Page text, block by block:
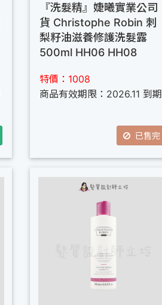
『洗髮精』婕曦實業公司
貨 Christophe Robin 刺
梨籽油滋養修護洗髮露
500ml HH06 HH08
特價：1008
商品有效期限：2026.11 到期
已售完